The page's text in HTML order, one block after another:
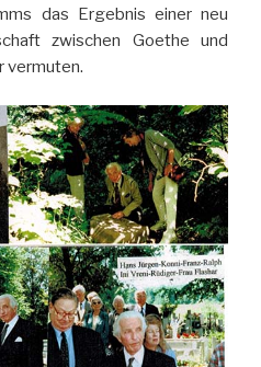
das Ergebnis einer neu
zwischen Goethe und
vermuten.